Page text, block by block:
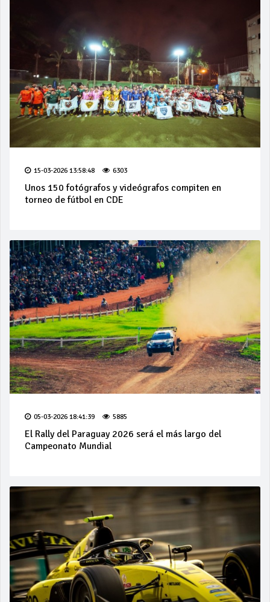
15-03-2026 13:58:48 6303
Unos 150 fotógrafos y videógrafos compiten en
torneo de fútbol en CDE
05-03-2026 18:41:39 5885
El Rally del Paraguay 2026 será el más largo del
Campeonato Mundial